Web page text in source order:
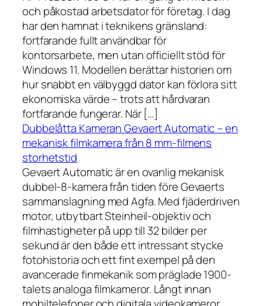
och påkostad arbetsdator för företag. I dag
har den hamnat i teknikens gränsland:
fortfarande fullt användbar för
kontorsarbete, men utan officiellt stöd för
Windows 11. Modellen berättar historien om
hur snabbt en välbyggd dator kan förlora sitt
ekonomiska värde – trots att hårdvaran
fortfarande fungerar. När […]
Dubbelåtta Kameran Gevaert Automatic – en
mekanisk filmkamera från 8 mm-filmens
storhetstid
Gevaert Automatic är en ovanlig mekanisk
dubbel-8-kamera från tiden före Gevaerts
sammanslagning med Agfa. Med fjäderdriven
motor, utbytbart Steinheil-objektiv och
filmhastigheter på upp till 32 bilder per
sekund är den både ett intressant stycke
fotohistoria och ett fint exempel på den
avancerade finmekanik som präglade 1900-
talets analoga filmkameror. Långt innan